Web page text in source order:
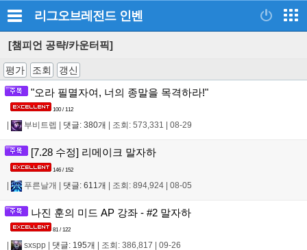
리그오브레전드 인벤
[챔피언 공략/카운터픽]
평가 조회 갱신
"오라 필멸자여, 너의 종말을 목격하라!"
100 / 112
부비트렙 댓글: 380개 조회: 573,331 08-29
[7.28 수정] 리메이크 말자하
146 / 152
| 푸른날개 | 댓글: 611개 | 조회: 894,924 | 08-05
나진 훈의 미드 AP 강좌 - #2 말자하
81 / 122
sxspp 댓글: 195개 조회: 386,817 09-26